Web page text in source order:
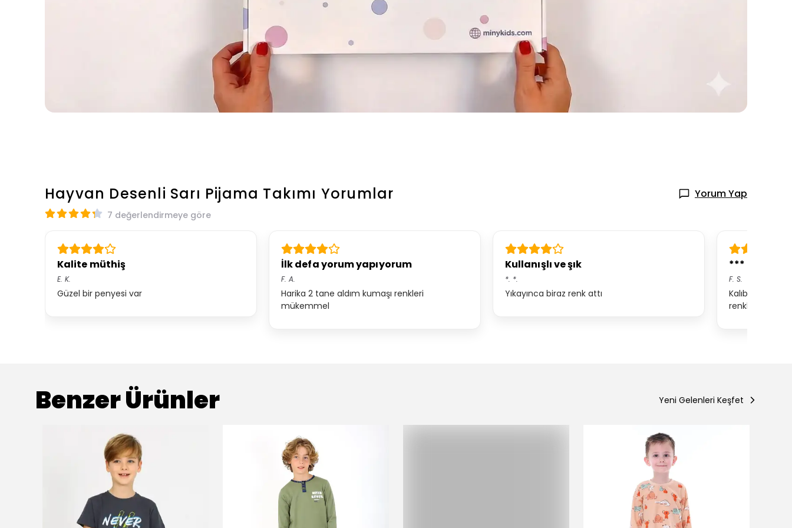
Hayvan Desenli Sarı Pijama Takımı Yorumlar Yorum Yap
7 değerlendirmeye göre
Kalite müthiş
E. K.
Güzel bir penyesi var
İlk defa yorum yapıyorum
F. A.
Harika 2 tane aldım kumaşı renkleri
mükemmel
Kullanışlı ve şık
*. *.
Yıkayınca biraz renk attı
***
F. S.
Kalıbı tam 4
renkler canlı
Benzer Ürünler Yeni Gelenleri Keşfet